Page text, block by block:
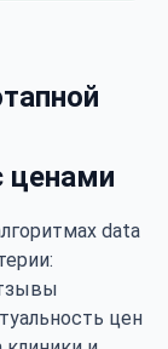
ценами
data
цен